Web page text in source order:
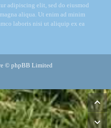
adipiscing elit, sed do eiusmod
aliqua. Ut enim ad minim
laboris nisi ut aliquip ex ea
© phpBB Limited